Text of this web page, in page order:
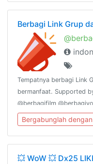
Tempatnya berbagi Link
bermanfaat. Supported
@berbagifilm
Bergabunglah dengan
💥 WoW 💥 Dx25